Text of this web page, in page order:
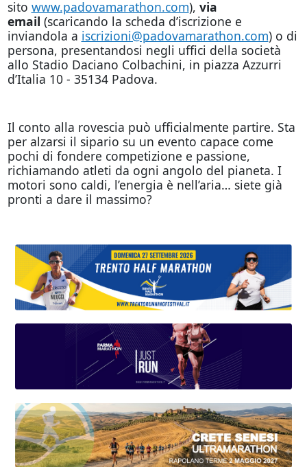
sito www.padovamarathon.com), via
email (scaricando la scheda d’iscrizione e
inviandola a iscrizioni@padovamarathon.com)o di
persona, presentandosi negli uffici della società
allo Stadio Daciano Colbachini, in piazza Azzurri
d’Italia 10 - 35134 Padova.
Il conto alla rovescia può ufficialmente partire. Sta
per alzarsi il sipario su un evento capace come
pochi di fondere competizione e passione,
richiamando atleti da ogni angolo del pianeta. I
motori sono caldi, l’energia è nell’aria… siete già
pronti a dare il massimo?